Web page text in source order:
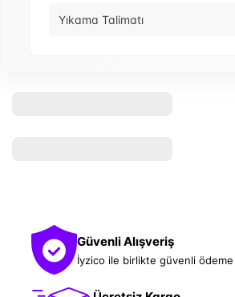
Yıkama Talimatı
Güvenli Alışveriş
İyzico ile birlikte güvenli ödeme